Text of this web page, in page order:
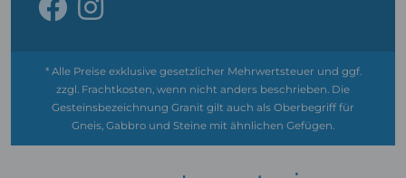
* Alle Preise exklusive gesetzlicher Mehrwertsteuer und ggf.
zzgl. Frachtkosten, wenn nicht anders beschrieben. Die
Gesteinsbezeichnung Granit gilt auch als Oberbegriff für
Gneis, Gabbro und Steine mit ähnlichen Gefügen.